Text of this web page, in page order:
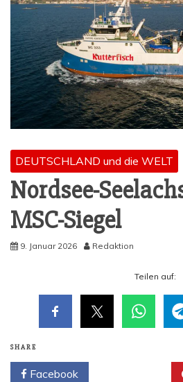
DEUTSCHLAND und die WELT
Nord­see-
MSC-Siegel
9. Januar 2026 Redaktion
Tei­len auf:
SHARE
Facebook